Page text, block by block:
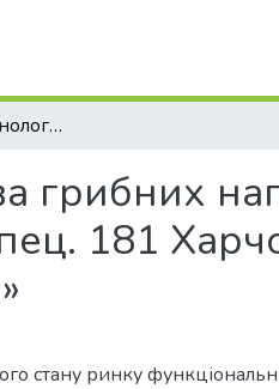
Удосконалення технології виробництва грибних напівфабрикатів : кваліфікаційна робота ОС «Магістр» : спец. 181 Харчові технології ОПП «Індустрія здорового харчування»
грибних
181
стану ринку